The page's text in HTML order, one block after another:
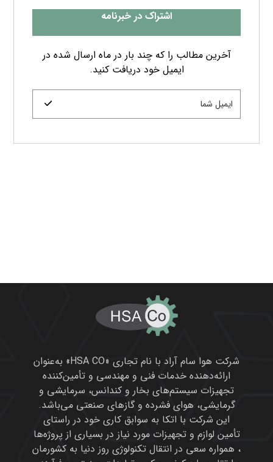
اشتراک در خبرنامه
آخرین مطالب را که چند بار در ماه ارسال شده در
ایمیل خود دریافت کنید.
شرکت هوا سام آراد با نام تجاری «HSA CO» به‌عنوان
ارائه‌دهنده خدمات فنی و مهندسی و تأمین‌کننده
تجهیزات سیستم‌های بخار و کندانس، سرمایشی و
گرمایشی، هوای فشرده و گازهای صنعتی می‌باشد.
این شرکت با اتکا به سوابق کاری خود در راستای
تأمین لوازم و تجهیزات مورد نیاز در بسیاری از پروژه‌ها
، همواره سعی در انتقال تکنولوژی روز دنیا به کشورمان